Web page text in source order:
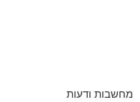
מחשבות ודעות